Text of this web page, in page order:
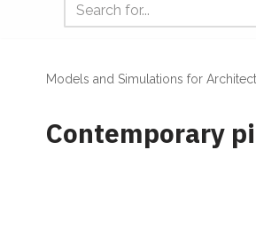
Models and Simulations for
Contemporary